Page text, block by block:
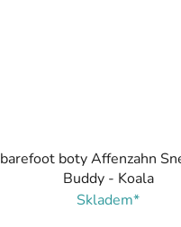
boty Affenzahn
Buddy - Koala
Skladem*